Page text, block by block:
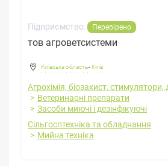
Підприємство: Перевірено
тов агроветсистеми
Київська область- Київ
Агрохімія, біозахист, стимулятори,
Ветеринарні препарати
Засоби миючі і дезінфікуючі
Сільгосптехніка та обладнання
Мийна техніка